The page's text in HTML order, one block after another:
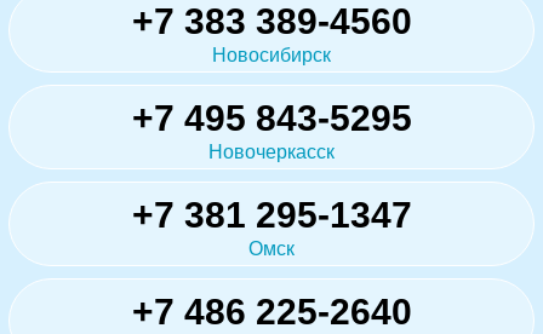
+7 383 389-4560
Новосибирск
+7 495 843-5295
Новочеркасск
+7 381 295-1347
Омск
+7 486 225-2640